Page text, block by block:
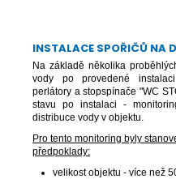
INSTALACE SPOŘIČŮ NA
Na základě několika
vody po provedené
perlátory a stopspínače "WC
stavu po instalaci -
distribuce vody v objektu.
Pro tento monitoring byly
předpoklady:
velikost objektu - více než